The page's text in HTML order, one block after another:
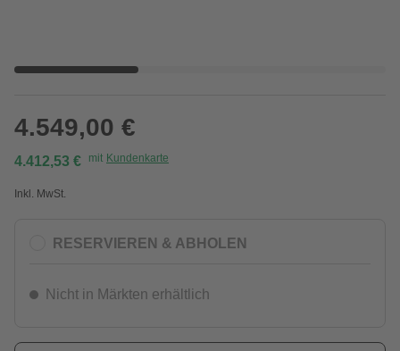
4.549,00 €
4.412,53 € mit Kundenkarte
Inkl. MwSt.
RESERVIEREN & ABHOLEN
Nicht in Märkten erhältlich